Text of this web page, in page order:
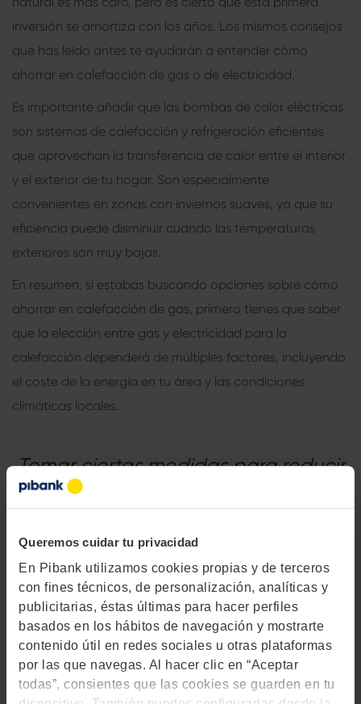
Queremos cuidar tu privacidad
En Pibank utilizamos cookies propias y de terceros
con fines técnicos, de personalización, analíticas y
publicitarias, éstas últimas para hacer perfiles
basados en los hábitos de navegación y mostrarte
contenido útil en redes sociales u otras plataformas
por las que navegas. Al hacer clic en “Aceptar
todas”, consientes que las cookies se guarden en tu
inversión se amortiza con los años. Los mismos consejos
que has leído antes te ayudarán a entender cómo
ahorrar en calefacción de gas o de electricidad.
Es importante añadir que las bombas de calor eléctricas
son sistemas de calefacción y refrigeración eficientes
que aprovechan la transferencia de calor entre el interior
y el exterior de tu hogar. Son especialmente
convenientes en zonas con inviernos suaves, ya que su
eficiencia puede disminuir cuando las temperaturas
exteriores son muy bajas.
En resumen, si estabas buscando opciones sobre cómo
ahorrar en calefacción de gas, primero tienes que saber
que la elección entre gas y electricidad para la
calefacción dependerá de múltiples factores, incluyendo
el coste de la energía en tu área y las condiciones
climáticas locales.
Tomar ciertas medidas para reducir
el gasto en calefacción puede
facturas mensuales y en el medio
ambiente
Cómo poner la calefacción para
ahorrar ayuda a disminuir la huella